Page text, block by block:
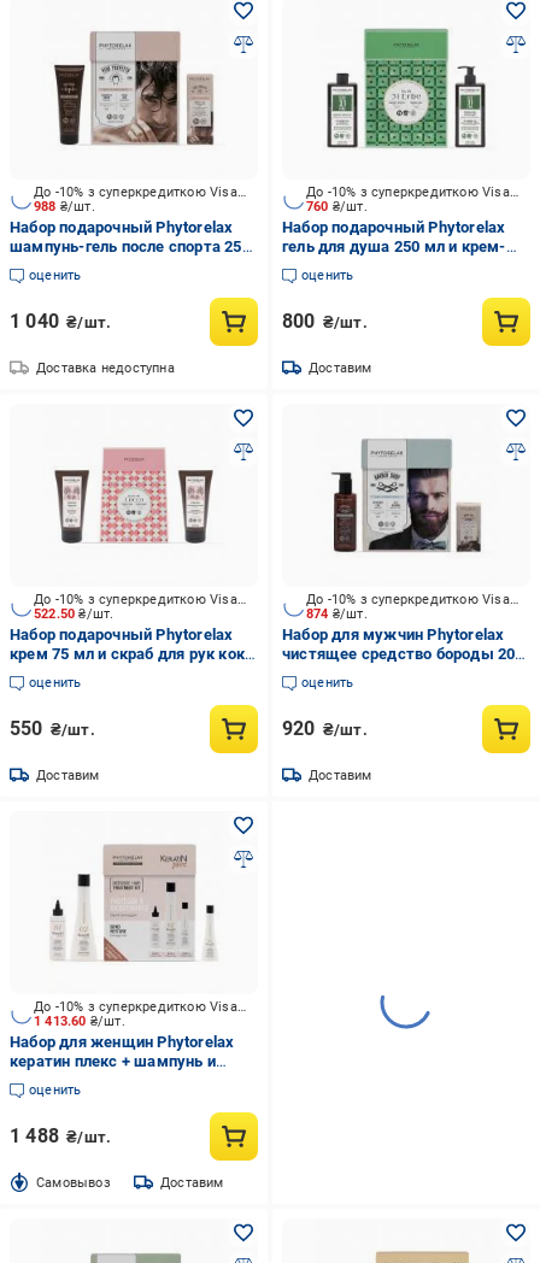
988 ₴/шт.
До -10% з суперкредиткою Visa Вигода
Набор подарочный Phytorelax
шампунь-гель после спорта 250
мл+ крем+бальзам для лица 75
мл
оценить
1 040 ₴/шт.
Доставка недоступна
760 ₴/шт.
До -10% з суперкредиткою Visa Вигода
Набор подарочный Phytorelax
гель для душа 250 мл и крем-
гель бальзам для тела 200 мл
оценить
800 ₴/шт.
Доставим
522.50₴/шт.
До -10% з суперкредиткою Visa Вигода
Набор подарочный Phytorelax
крем 75 мл и скраб для рук кокс
75 мл
оценить
550 ₴/шт.
Доставим
874 ₴/шт.
До -10% з суперкредиткою Visa Вигода
Набор для мужчин Phytorelax
чистящее средство бороды 200
мл и масло для бороды 30 мл
оценить
920 ₴/шт.
Доставим
1 413.60 ₴/шт.
До -10% з суперкредиткою Visa Вигода
Набор для женщин Phytorelax
кератин плекс + шампунь и
ламелярная вода
оценить
1 488 ₴/шт.
Cамовывоз Доставим